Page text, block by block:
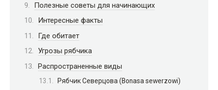
Полезные советы для начинающих
Интересные факты
Где обитает
Угрозы рябчика
Распространенные виды
Рябчик Северцова (Bonasa sewerzowi)